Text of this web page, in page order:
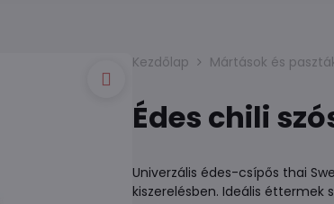
Kezdőlap Mártások és
Édes chili
Univerzális édes-csípős thai
kiszerelésben. Ideális éttermek